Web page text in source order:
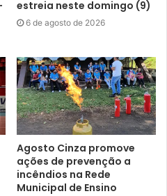
estreia neste domingo (9)
6 de agosto de 2026
Agosto Cinza promove
ações de prevenção a
incêndios na Rede
Municipal de Ensino